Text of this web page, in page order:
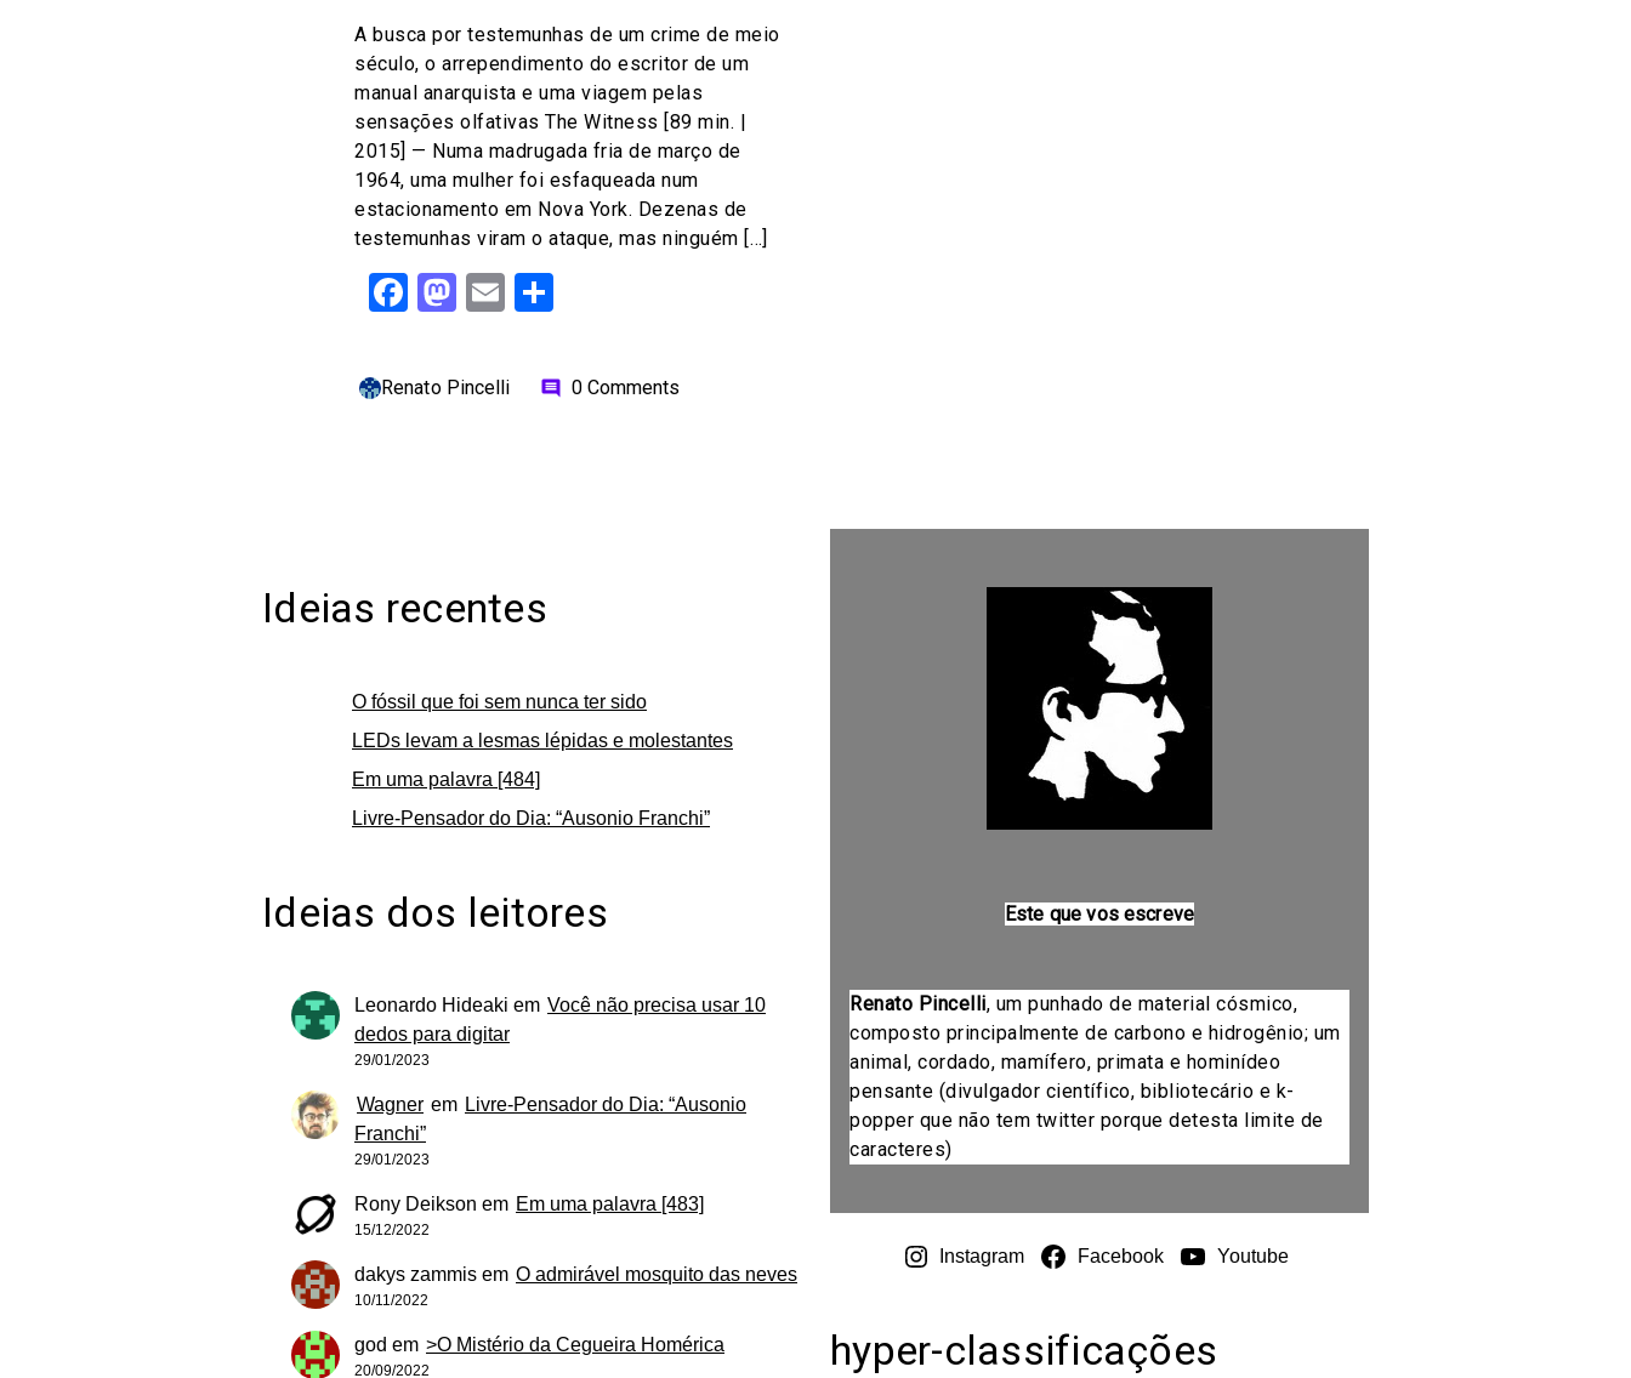
A busca por testemunhas de um crime de meio
século, o arrependimento do escritor de um
manual anarquista e uma viagem pelas
sensações olfativas The Witness [89 min. |
2015] — Numa madrugada fria de março de
1964, uma mulher foi esfaqueada num
estacionamento em Nova York. Dezenas de
testemunhas viram o ataque, mas ninguém […]
Facebook
Mastodon
Email
Renato Pincelli comment 0 Comments
Ideias recentes
O fóssil que foi sem nunca ter sido
LEDs levam a lesmas lépidas e molestantes
Em uma palavra [484]
Livre-Pensador do Dia: “Ausonio Franchi”
Ideias dos leitores
Leonardo Hideaki em Você não precisa usar 10
dedos para digitar
29/01/2023
Wagner em Livre-Pensador do Dia: “Ausonio
Franchi”
29/01/2023
Rony Deikson em Em uma palavra [483]
15/12/2022
dakys zammis em O admirável mosquito das neves
10/11/2022
god em >O Mistério da Cegueira Homérica
20/09/2022
Este que vos escreve
Renato Pincelli, um punhado de material cósmico,
composto principalmente de carbono e hidrogênio; um
animal, cordado, mamífero, primata e hominídeo
pensante (divulgador científico, bibliotecário e k-
popper que não tem twitter porque detesta limite de
caracteres)
Instagram Facebook Youtube
hyper-classificações